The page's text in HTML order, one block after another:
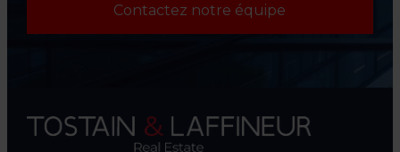
Contactez notre équipe